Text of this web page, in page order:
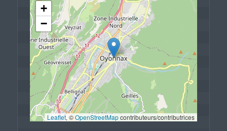
+
−
Leaflet, © OpenStreetMap contributeurs/contributrices